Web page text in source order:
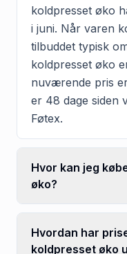
koldpresset øko
i juni. Når varen
tilbuddet typisk
koldpresset øko
nuværende pris
er 48 dage siden
Føtex.
Hvor kan jeg
øko?
Hvordan har
koldpresset øko